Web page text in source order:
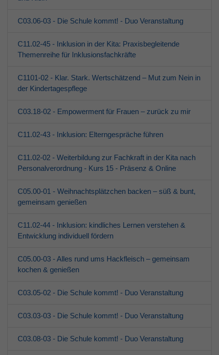
C03.06-03 - Die Schule kommt! - Duo Veranstaltung
C11.02-45 - Inklusion in der Kita: Praxisbegleitende
Themenreihe für Inklusionsfachkräfte
C1101-02 - Klar. Stark. Wertschätzend – Mut zum Nein in
der Kindertagespflege
C03.18-02 - Empowerment für Frauen – zurück zu mir
C11.02-43 - Inklusion: Elterngespräche führen
C11.02-02 - Weiterbildung zur Fachkraft in der Kita nach
Personalverordnung - Kurs 15 - Präsenz & Online
C05.00-01 - Weihnachtsplätzchen backen – süß & bunt,
gemeinsam genießen
C11.02-44 - Inklusion: kindliches Lernen verstehen &
Entwicklung individuell fördern
C05.00-03 - Alles rund ums Hackfleisch – gemeinsam
kochen & genießen
C03.05-02 - Die Schule kommt! - Duo Veranstaltung
C03.03-03 - Die Schule kommt! - Duo Veranstaltung
C03.08-03 - Die Schule kommt! - Duo Veranstaltung